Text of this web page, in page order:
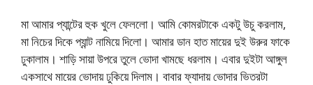
মা আমার প্যান্টের হুক খুলে ফেললো। আমি কোমরটাকে একটু উচু করলাম,
মা নিচের দিকে প্যান্ট নামিয়ে দিলো। আমার ডান হাত মায়ের দুই উরুর ফাকে
ঢুকালাম। শাড়ি সায়া উপরে তুলে ভোদা খামছে ধরলাম। এবার দুইটা আঙ্গুল
একসাথে মায়ের ভোদায় ঢুকিয়ে দিলাম। বাবার ফ্যাদায় ভোদার ভিতরটা